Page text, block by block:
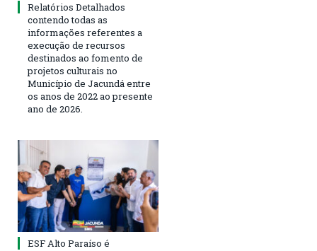
Relatórios Detalhados
contendo todas as
informações referentes a
execução de recursos
destinados ao fomento de
projetos culturais no
Município de Jacundá entre
os anos de 2022 ao presente
ano de 2026.
ESF Alto Paraíso é